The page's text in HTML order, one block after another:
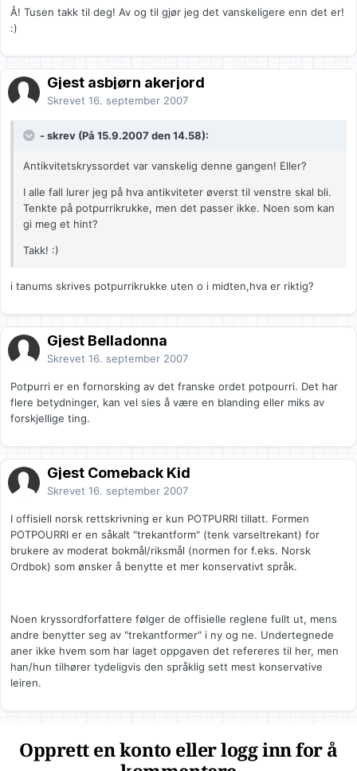
Å! Tusen takk til deg! Av og til gjør jeg det vanskeligere enn det er!
:)
Gjest asbjørn akerjord
Skrevet 16. september 2007
- skrev (På 15.9.2007 den 14.58):
Antikvitetskryssordet var vanskelig denne gangen! Eller?
I alle fall lurer jeg på hva antikviteter øverst til venstre skal bli.
Tenkte på potpurrikrukke, men det passer ikke. Noen som kan
gi meg et hint?
Takk! :)
i tanums skrives potpurrikrukke uten o i midten,hva er riktig?
Gjest Belladonna
Skrevet 16. september 2007
Potpurri er en fornorsking av det franske ordet potpourri. Det har
flere betydninger, kan vel sies å være en blanding eller miks av
forskjellige ting.
Gjest Comeback Kid
Skrevet 16. september 2007
I offisiell norsk rettskrivning er kun POTPURRI tillatt. Formen
POTPOURRI er en såkalt "trekantform" (tenk varseltrekant) for
brukere av moderat bokmål/riksmål (normen for f.eks. Norsk
Ordbok) som ønsker å benytte et mer konservativt språk.
Noen kryssordforfattere følger de offisielle reglene fullt ut, mens
andre benytter seg av "trekantformer" i ny og ne. Undertegnede
aner ikke hvem som har laget oppgaven det refereres til her, men
han/hun tilhører tydeligvis den språklig sett mest konservative
leiren.
Opprett en konto eller logg inn for å